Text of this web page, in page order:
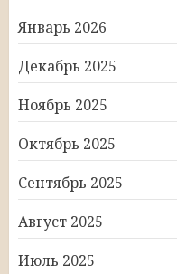
Январь 2026
Декабрь 2025
Ноябрь 2025
Октябрь 2025
Сентябрь 2025
Август 2025
Июль 2025